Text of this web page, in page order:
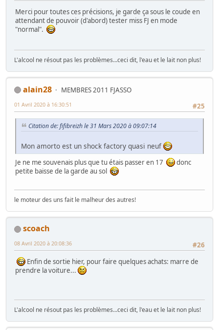
Merci pour toutes ces précisions, je garde ça sous le coude en
attendant de pouvoir (d'abord) tester miss FJ en mode
"normal".
L'alcool ne résout pas les problèmes...ceci dit, l'eau et le lait non plus!
alain28
MEMBRES 2011 FJASSO
#25
01 Avril 2020 à 16:30:51
Citation de: fifibreizh le 31 Mars 2020 à 09:07:14
Mon amorto est un shock factory quasi neuf
Je ne me souvenais plus que tu étais passer en 17
donc
petite baisse de la garde au sol
le moteur des uns fait le malheur des autres!
scoach
#26
08 Avril 2020 à 20:08:36
Enfin de sortie hier, pour faire quelques achats: marre de
prendre la voiture...
L'alcool ne résout pas les problèmes...ceci dit, l'eau et le lait non plus!